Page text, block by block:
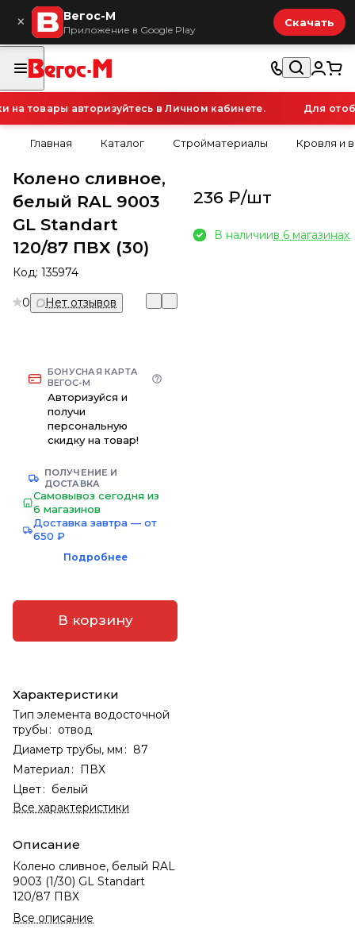
× Вегос-М
Приложение в Google Play
Скачать
товары авторизуйтесь в Личном кабинете. Для
Главная Каталог Стройматериалы Кровля и
Колено сливное,
белый RAL 9003
GL Standart
120/87 ПВХ (30)
Код: 135974
0 Нет отзывов
БОНУСНАЯ КАРТА
ВЕГОС-М
Авторизуйся и
получи
персональную
скидку на товар!
ПОЛУЧЕНИЕ И
ДОСТАВКА
Самовывоз сегодня из
6 магазинов
Доставка завтра — от
650 ₽
Подробнее
В корзину
Характеристики
Тип элемента водосточной
трубы : отвод
Диаметр трубы, мм : 87
Материал : ПВХ
Цвет: белый
Все характеристики
Описание
Колено сливное, белый RAL
9003 (1/30) GL Standart
120/87 ПВХ
Все описание
236 ₽/шт
В наличиив 6 магазинах